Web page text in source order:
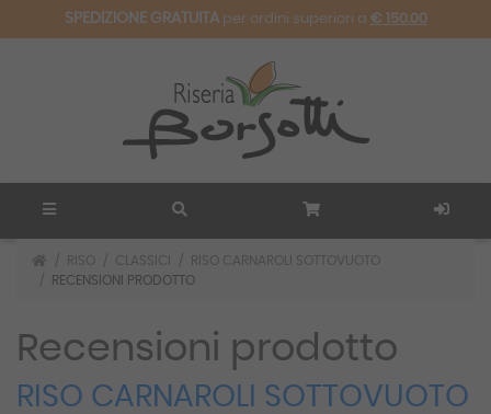
SPEDIZIONE GRATUITA per ordini superiori a € 150.00
RISO CLASSICI
RISO CARNAROLI SOTTOVUOTO
RECENSIONI PRODOTTO
Recensioni prodotto
RISO CARNAROLI SOTTOVUOTO